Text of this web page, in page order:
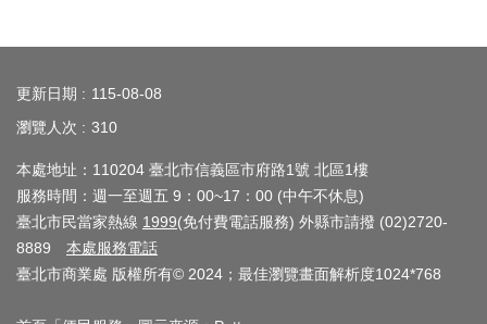
站
導
覽
回
首
頁
更新日期
115-08-08
瀏覽人次
310
本處地址：110204 臺北市信義區市府路1號 北區1樓
服務時間：週一至週五 9：00~17：00 (中午不休息)
臺北市民當家熱線 1999(免付費電話服務) 外縣市請撥 (02)2720-
8889 本處服務電話
臺北市商業處 版權所有© 2024；最佳瀏覽畫面解析度1024*768